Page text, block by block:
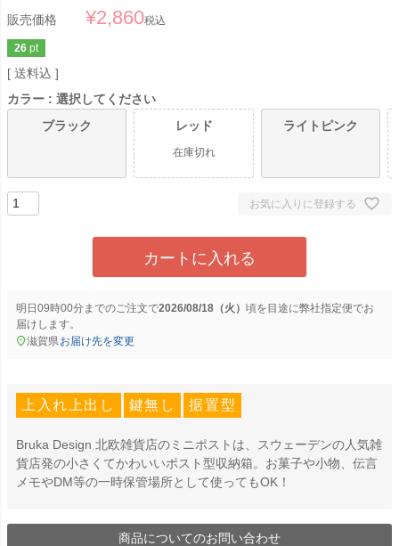
販売価格 ¥2,860税込
26 pt
送料込
カラー
選択してください
ブラック
レッド
在庫切れ
ライトピンク
お気に入りに登録する
カートに入れる
明日09時00分までのご注文で2026/08/18（火） に弊社指定便でお
届けします。
滋賀県 お届け先を変更
上入れ上出し 鍵無し 据置型
Bruka Design 北欧雑貨店のミニポストは、スウェーデンの人気雑
貨店発の小さくてかわいいポスト型収納箱。お菓子や小物、伝言
メモやDM等の一時保管場所として使ってもOK！
商品についてのお問い合わせ